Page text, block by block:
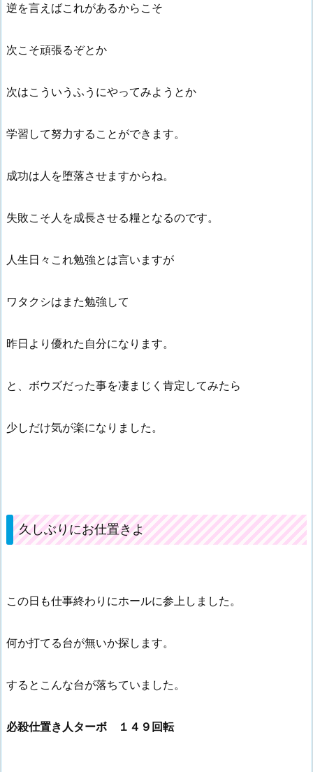
逆を言えばこれがあるからこそ
次こそ頑張るぞとか
次はこういうふうにやってみようとか
学習して努力することができます。
成功は人を堕落させますからね。
失敗こそ人を成長させる糧となるのです。
人生日々これ勉強とは言いますが
ワタクシはまた勉強して
昨日より優れた自分になります。
と、ボウズだった事を凄まじく肯定してみたら
少しだけ気が楽になりました。
久しぶりにお仕置きよ
この日も仕事終わりにホールに参上しました。
何か打てる台が無いか探します。
するとこんな台が落ちていました。
必殺仕置き人ターボ １４９回転